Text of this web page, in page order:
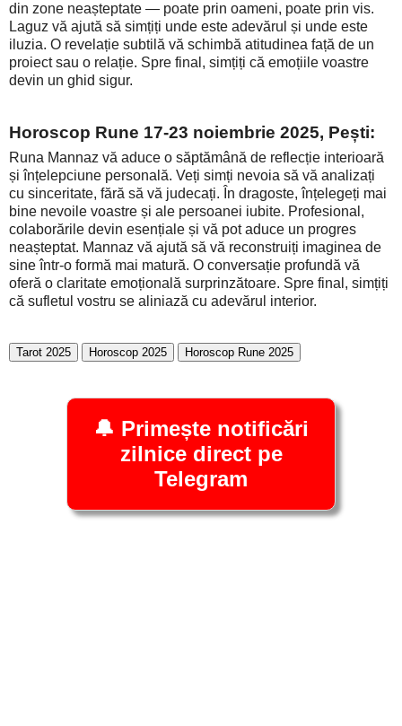
din zone neașteptate — poate prin oameni, poate prin vis.
Laguz vă ajută să simțiți unde este adevărul și unde este
iluzia. O revelație subtilă vă schimbă atitudinea față de un
proiect sau o relație. Spre final, simțiți că emoțiile voastre
devin un ghid sigur.
Horoscop Rune 17-23 noiembrie 2025, Pești:
Runa Mannaz vă aduce o săptămână de reflecție interioară
și înțelepciune personală. Veți simți nevoia să vă analizați
cu sinceritate, fără să vă judecați. În dragoste, înțelegeți mai
bine nevoile voastre și ale persoanei iubite. Profesional,
colaborările devin esențiale și vă pot aduce un progres
neașteptat. Mannaz vă ajută să vă reconstruiți imaginea de
sine într-o formă mai matură. O conversație profundă vă
oferă o claritate emoțională surprinzătoare. Spre final, simțiți
că sufletul vostru se aliniază cu adevărul interior.
Tarot 2025 Horoscop 2025 Horoscop Rune 2025
🔔 Primește notificări
zilnice direct pe
Telegram